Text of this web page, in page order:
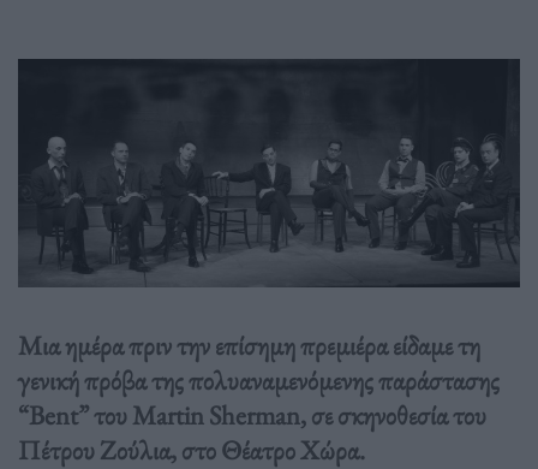
Μια ημέρα πριν την επίσημη πρεμιέρα είδαμε τη
γενική πρόβα της πολυαναμενόμενης παράστασης
“Bent” του Martin Sherman, σε σκηνοθεσία του
Πέτρου Ζούλια, στο Θέατρο Χώρα.